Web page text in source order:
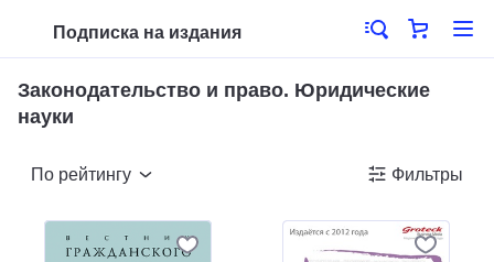
Подписка на издания
Законодательство и право. Юридические
науки
По рейтингу Фильтры